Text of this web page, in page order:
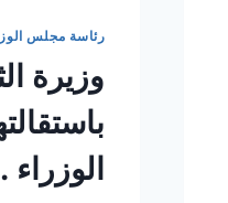
رئاسة مجلس
وزيرة
الوزراء .